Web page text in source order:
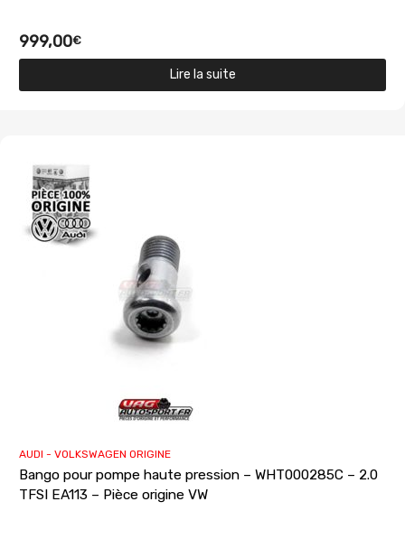
999,00€
Lire la suite
AUDI - VOLKSWAGEN ORIGINE
Bango pour pompe haute pression – WHT000285C – 2.0
TFSI EA113 – Pièce origine VW